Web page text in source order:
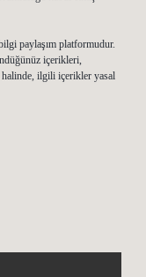
paylaşım platformudur.
içerikleri,
ilgili içerikler yasal